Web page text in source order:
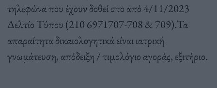
τηλεφώνα που έχουν δοθεί στο από 4/11/2023
Δελτίο Τύπου (210 6971707-708 & 709).Τα
απαραίτητα δικαιολογητικά είναι ιατρική
γνωμάτευση, απόδειξη / τιμολόγιο αγοράς, εξιτήριο.